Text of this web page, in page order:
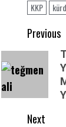
KKP
Post
Previous
Previous
post:
Next